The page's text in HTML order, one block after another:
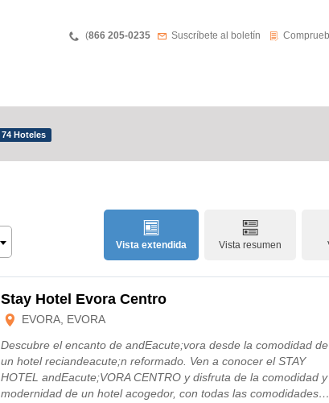
Phone
(866 205-0235 Boletín de novedades
Suscríbete al boletín
74 Hoteles
Vista extendida Vista resumen
Stay Hotel Evora Centro
EVORA, EVORA
Descubre el encanto de andEacute;vora desde la comodidad de
un hotel reciandeacute;n reformado. Ven a conocer el STAY
HOTEL andEacute;VORA CENTRO y disfruta de la comodidad y
modernidad de un hotel acogedor, con todas las comodidades…